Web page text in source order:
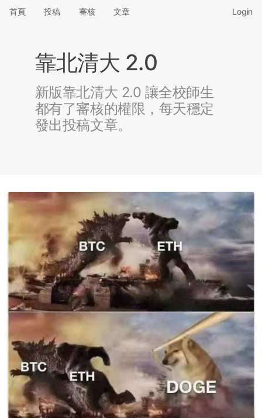
首頁 投稿 審核 文章 Login
靠北清大 2.0
新版靠北清大 2.0 讓全校師生
都有了審核的權限，每天穩定
發出投稿文章。